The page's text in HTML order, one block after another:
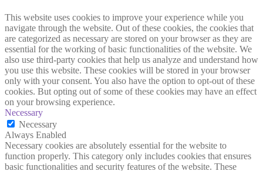
This website uses cookies to improve your experience while you
navigate through the website. Out of these cookies, the cookies that
are categorized as necessary are stored on your browser as they are
essential for the working of basic functionalities of the website. We
also use third-party cookies that help us analyze and understand how
you use this website. These cookies will be stored in your browser
only with your consent. You also have the option to opt-out of these
cookies. But opting out of some of these cookies may have an effect
on your browsing experience.
Necessary
Necessary
Always Enabled
Necessary cookies are absolutely essential for the website to
function properly. This category only includes cookies that ensures
basic functionalities and security features of the website. These